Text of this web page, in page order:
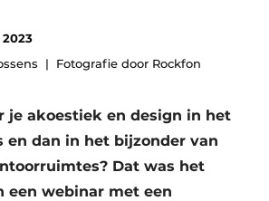
2023
Fotografie door Rockfon
je akoestiek en design in het
en dan in het bijzonder van
Dat was het
een webinar met een